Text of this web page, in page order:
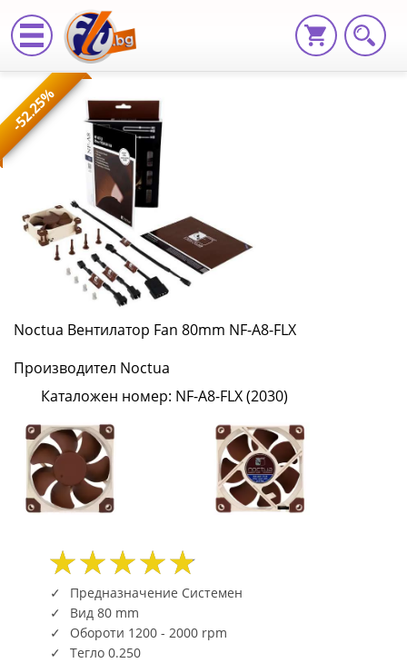
Noctua
Вентилатор
Fan
80mm
NF-
A8-
FLX
NF-
A8-
FLX
(2030)
|
Fly.bg
-52.25%
Noctua Вентилатор Fan 80mm NF-A8-FLX
Производител Noctua
Каталожен номер: NF-A8-FLX (2030)
Предназначение Системен
Вид 80 mm
Обороти 1200 - 2000 rpm
Тегло 0.250